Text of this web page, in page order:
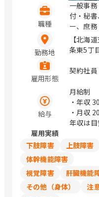
職種
一般事
付・秘
ー、庶
勤務地
【北海
条東5丁
1丁目11
町1番6号
店】 広
和光稲荷町ビル 【九
岡市中
雇用形態
契約社員
給与
月給制
・年収
・月収
年収は
雇用実績
下肢障害
上肢障害
体幹機能障害
視覚障害
肝臓機能
その他（身体）
注